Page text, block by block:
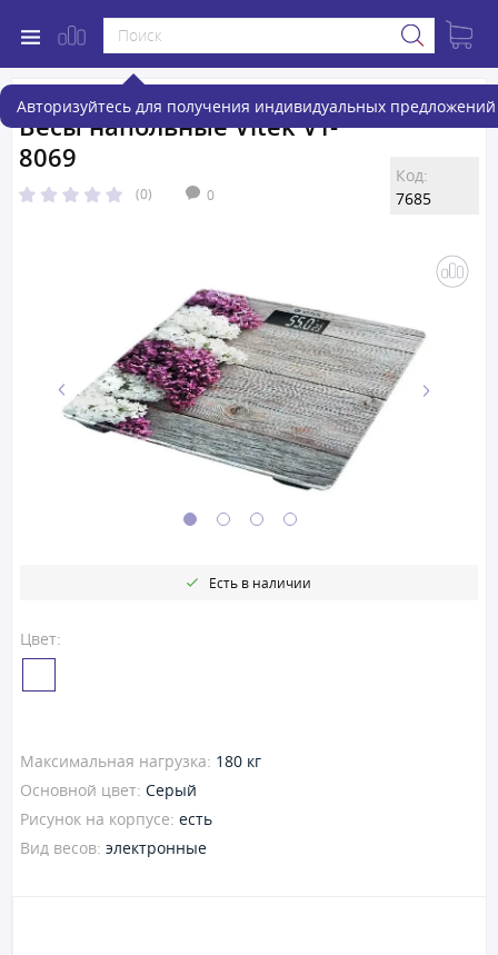
Авторизуйтесь для получения индивидуальных предложений
Весы напольные Vitek VT-
8069
(0) 0
Код:
7685
Цвет:
Есть в наличии
Максимальная нагрузка: 180 кг
Основной цвет: Серый
Рисунок на корпусе: есть
Вид весов: электронные